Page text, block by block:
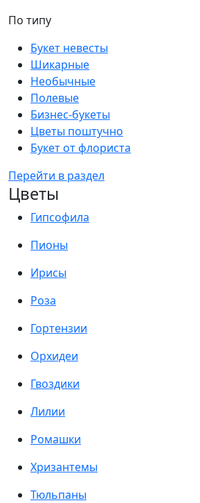
По типу
Букет невесты
Шикарные
Необычные
Полевые
Бизнес-букеты
Цветы поштучно
Букет от флориста
Перейти в раздел
Цветы
Гипсофила
Пионы
Ирисы
Роза
Гортензии
Орхидеи
Гвоздики
Лилии
Ромашки
Хризантемы
Тюльпаны